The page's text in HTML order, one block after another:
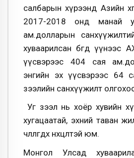
салбарын хүрээнд Азийн
2017-2018 онд манай
ам.долларын
хуваарилсан бөгөөд
үүсвэрээс 404 сая
энгийн эх үүсвэрээс 64
зээлийн санхүүжилт олгохоор
Уг зээл нь хоёр хувийн
хугацаатай, эхний таван
чөлөөлөгдөх нөхцөлтэй юм.
Монгол Улсад